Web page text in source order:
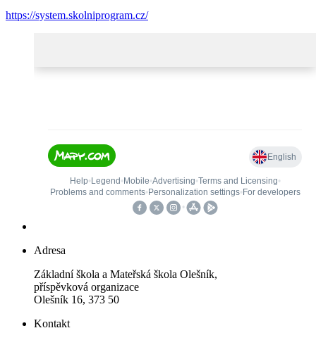
https://system.skolniprogram.cz/
Adresa
Základní škola a Mateřská škola Olešník,
příspěvková organizace
Olešník 16, 373 50
Kontakt